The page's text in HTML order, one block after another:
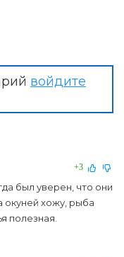
войдите
+3
был уверен, что они
окуней хожу, рыба
полезная.